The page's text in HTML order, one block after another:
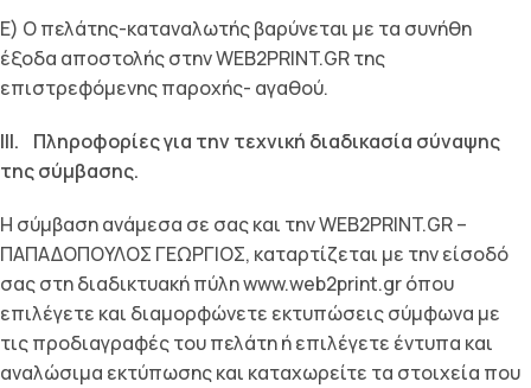
Ε) Ο πελάτης-καταναλωτής βαρύνεται με τα συνήθη
έξοδα αποστολής στην WEB2PRINT.GR της
επιστρεφόμενης παροχής- αγαθού.
III. Πληροφορίες για την τεχνική διαδικασία σύναψης
της σύµβασης.
Η σύμβαση ανάμεσα σε σας και την WEB2PRINT.GR –
ΠΑΠΑΔΟΠΟΥΛΟΣ ΓΕΩΡΓΙΟΣ, καταρτίζεται με την είσοδό
σας στη διαδικτυακή πύλη www.web2print.gr όπου
επιλέγετε και διαμορφώνετε εκτυπώσεις σύμφωνα με
τις προδιαγραφές του πελάτη ή επιλέγετε έντυπα και
αναλώσιμα εκτύπωσης και καταχωρείτε τα στοιχεία που